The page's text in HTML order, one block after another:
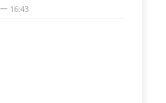
16:43